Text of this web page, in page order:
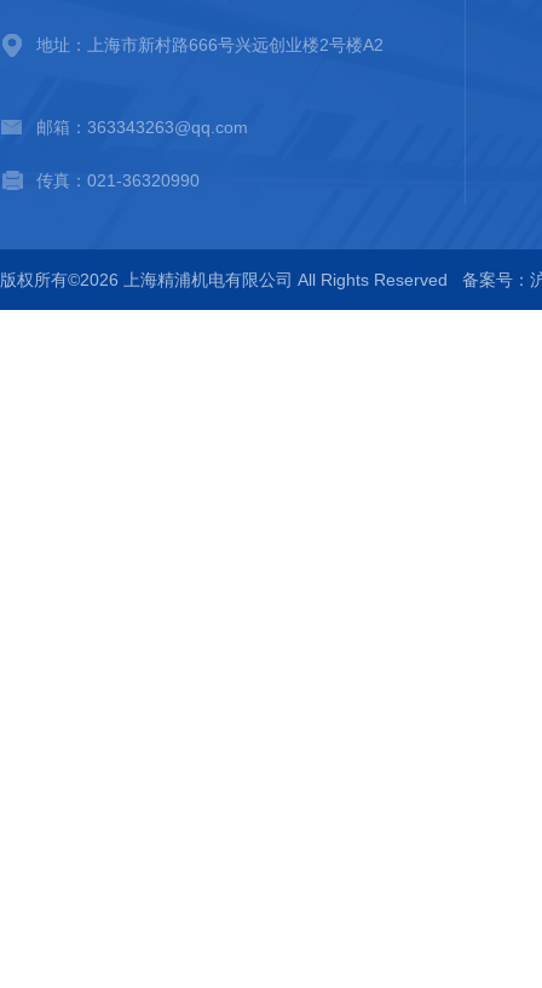
地址：上海市新村路666号兴远创业楼2号楼A2
邮箱：363343263@qq.com
传真：021-36320990
版权所有©2026 上海精浦机电有限公司 All Rights Reserved 备案号：